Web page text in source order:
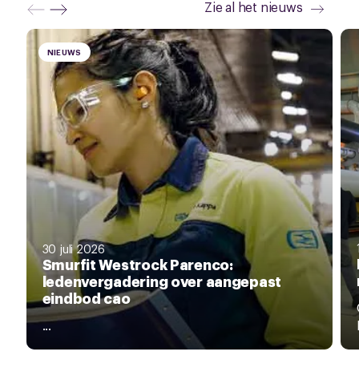
Zie al het nieuws
NIEUWS
30 juli 2026
Smurfit Westrock Parenco:
ledenvergadering over aangepast
eindbod cao
...